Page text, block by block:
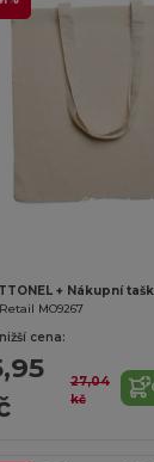
+ Nákupní
MO9267
cena:
27,04
kč